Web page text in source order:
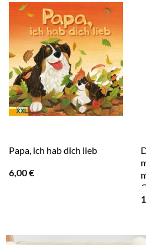
Papa, ich hab dich lieb
6,00€